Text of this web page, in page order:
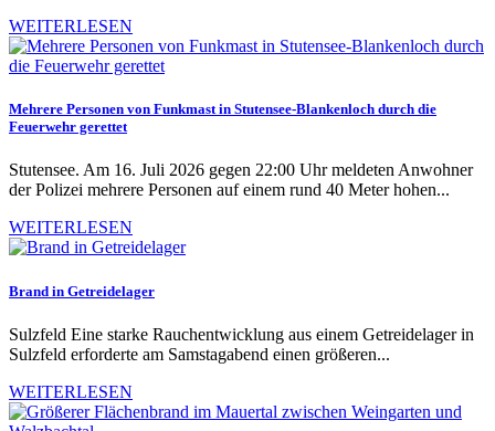
WEITERLESEN
Mehrere Personen von Funkmast in Stutensee-Blankenloch durch die
Feuerwehr gerettet
Stutensee. Am 16. Juli 2026 gegen 22:00 Uhr meldeten Anwohner
der Polizei mehrere Personen auf einem rund 40 Meter hohen...
WEITERLESEN
Brand in Getreidelager
Sulzfeld Eine starke Rauchentwicklung aus einem Getreidelager in
Sulzfeld erforderte am Samstagabend einen größeren...
WEITERLESEN